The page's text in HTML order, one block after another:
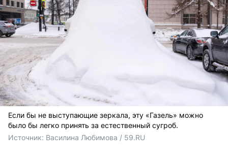
Если бы не выступающие зеркала, эту «Газель» можно
было бы легко принять за естественный сугроб.
Источник: Василина Любимова / 59.RU